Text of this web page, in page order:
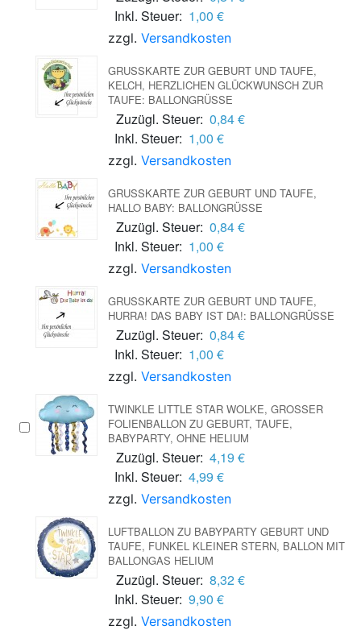
Inkl. Steuer: 1,00 €
zzgl. Versandkosten
GRUSSKARTE ZUR GEBURT UND TAUFE, K
ELCH, HERZLICHEN GLÜCKWUNSCH ZUR T
AUFE: BALLONGRÜSSE
Zuzügl. Steuer: 0,84 €
Inkl. Steuer: 1,00 €
zzgl. Versandkosten
GRUSSKARTE ZUR GEBURT UND TAUFE, H
ALLO BABY: BALLONGRÜSSE
Zuzügl. Steuer: 0,84 €
Inkl. Steuer: 1,00 €
zzgl. Versandkosten
GRUSSKARTE ZUR GEBURT UND TAUFE, H
URRA! DAS BABY IST DA!: BALLONGRÜSSE
Zuzügl. Steuer: 0,84 €
Inkl. Steuer: 1,00 €
zzgl. Versandkosten
TWINKLE LITTLE STAR WOLKE, GROSSER F
OLIENBALLON ZU GEBURT, TAUFE, B
ABYPARTY, OHNE HELIUM
Zuzügl. Steuer: 4,19 €
Inkl. Steuer: 4,99 €
zzgl. Versandkosten
LUFTBALLON ZU BABYPARTY GEBURT UND
TAUFE, FUNKEL KLEINER STERN, BALLON MIT
BALLONGAS HELIUM
Zuzügl. Steuer: 8,32 €
Inkl. Steuer: 9,90 €
zzgl. Versandkosten